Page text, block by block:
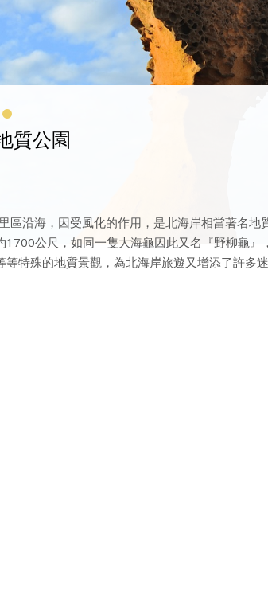
質公園
沿海，因受風化的作用，是北海岸相當著名
公尺，如同一隻大海龜因此又名『野柳龜
特殊的地質景觀，為北海岸旅遊又增添了許多迷